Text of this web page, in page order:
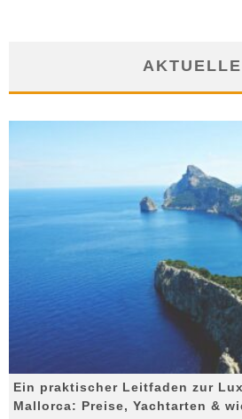
Ein praktischer Leitfaden zur
Mallorca: Preise, Yachtarten &